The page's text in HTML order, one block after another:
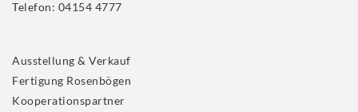
Telefon: 04154 4777
Ausstellung & Verkauf
Fertigung Rosenbögen
Kooperationspartner